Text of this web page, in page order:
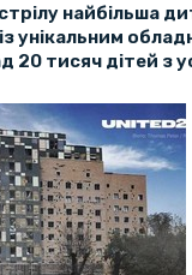
найбільша
унікальним
тисяч дітей з